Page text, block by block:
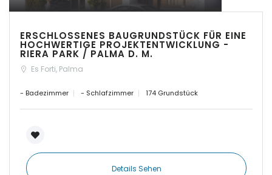
|-Marratxi
|-Montuiri
|-Orient
ERSCHLOSSENES BAUGRUNDSTÜCK FÜR EINE
HOCHWERTIGE PROJEKTENTWICKLUNG -
RIERA PARK / PALMA D. M.
Es Forti, Palma
- Badezimmer - Schlafzimmer 174 Grundstück
Details Sehen